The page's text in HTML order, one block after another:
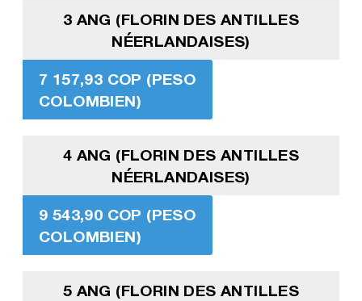
3 ANG (FLORIN DES ANTILLES
NÉERLANDAISES)
7 157,93 COP (PESO
COLOMBIEN)
4 ANG (FLORIN DES ANTILLES
NÉERLANDAISES)
9 543,90 COP (PESO
COLOMBIEN)
5 ANG (FLORIN DES ANTILLES